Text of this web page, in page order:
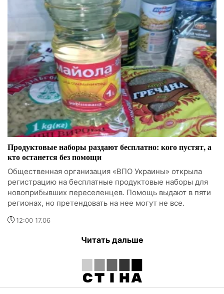
Продуктовые наборы раздают бесплатно: кого пустят, а
кто останется без помощи
Общественная организация «ВПО Украины» открыла
регистрацию на бесплатные продуктовые наборы для
новоприбывших переселенцев. Помощь выдают в пяти
регионах, но претендовать на нее могут не все.
12:00 17.06
Читать дальше